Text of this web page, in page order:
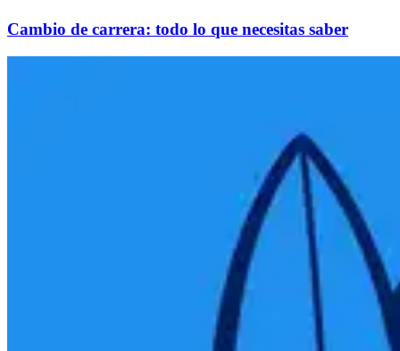
Cambio de carrera: todo lo que necesitas saber